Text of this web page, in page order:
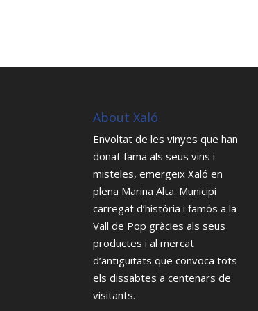
About Xaló
Envoltat de les vinyes que han
donat fama als seus vins i
misteles, emergeix Xaló en
plena Marina Alta. Municipi
carregat d’història i famós a la
Vall de Pop gràcies als seus
productes i al mercat
d’antiguitats que convoca tots
els dissabtes a centenars de
visitants.